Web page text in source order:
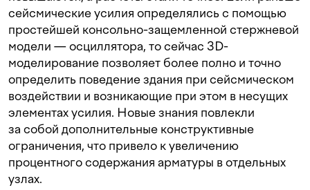
сейсмические усилия определялись с помощью
простейшей консольно-защемленной стержневой
модели — осциллятора, то сейчас 3D-
моделирование позволяет более полно и точно
определить поведение здания при сейсмическом
воздействии и возникающие при этом в несущих
элементах усилия. Новые знания повлекли
за собой дополнительные конструктивные
ограничения, что привело к увеличению
процентного содержания арматуры в отдельных
узлах.